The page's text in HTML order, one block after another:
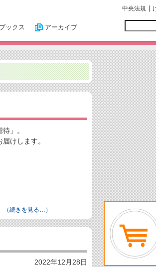
ブックス アーカイブ
中央法規
」。
けします。
（続きを見る…）
2022年12月28日